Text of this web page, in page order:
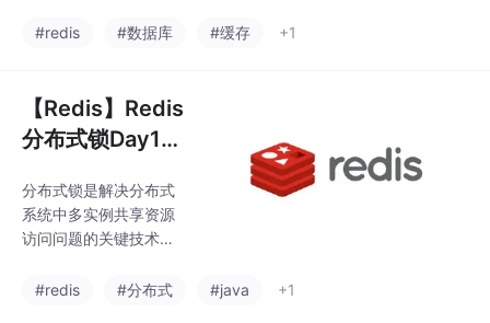
eplicaof、masterauth
础，
问题。哨兵通过监控主
移，选举新主节点并通
知客户端更新配置。关
键功能包括：监控（定
知（告警和事件推
送）、自动故障转移
（选举新主节点）和配
节点地址）。哨兵采用
#redis #数据库 #缓存 +1
【Redis】Redis
分布式锁Day13
分布式锁是解决分布式
系统中多实例共享资源
访问问题的关键技术。
现方式：基于Redis SE
#redis #分布式 #java +1